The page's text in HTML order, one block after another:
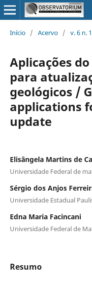
Início / Acervo / v. 6 n.
Aplicações
para
geológicos /
applications
update
Elisângela Martins de
Universidade Federal de
Sérgio dos Anjos
Universidade Estadual
Edna Maria Facincani
Universidade Federal de
Resumo